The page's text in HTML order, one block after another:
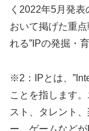
く2022年5月発
おいて掲げた重
れる”IPの発掘・
※2：IPとは、
ことを指します
スト、タレント
ー、ゲームなどが